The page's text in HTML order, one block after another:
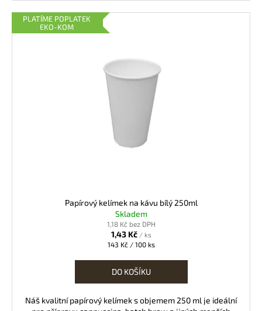
PLATÍME POPLATEK
EKO-KOM
Papírový kelímek na kávu bílý 250ml
Skladem
1,18 Kč bez DPH
1,43 Kč / ks
Měrná
143 Kč / 100 ks
DO KOŠÍKU
Náš kvalitní papírový kelímek s objemem 250 ml je ideální